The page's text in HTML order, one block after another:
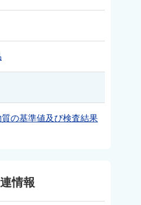
の基準値及び検査結果
情報